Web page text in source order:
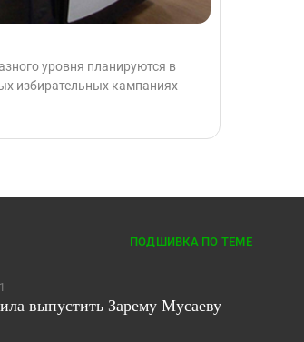
уровня планируются в
избирательных кампаниях
ПОДШИВКА ПО ТЕМЕ
выпустить Зарему Мусаеву